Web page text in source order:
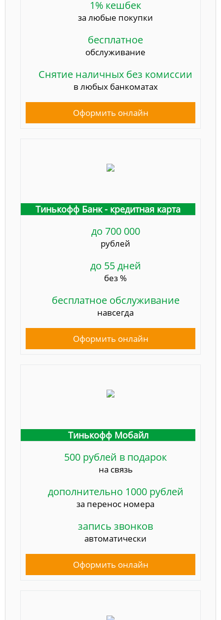
1% кешбек
за любые покупки
бесплатное
обслуживание
Снятие наличных без комиссии
в любых банкоматах
Оформить онлайн
Тинькофф Банк - кредитная карта
до 700 000
рублей
до 55 дней
без %
бесплатное обслуживание
навсегда
Оформить онлайн
Тинькофф Мобайл
500 рублей в подарок
на связь
дополнительно 1000 рублей
за перенос номера
запись звонков
автоматически
Оформить онлайн